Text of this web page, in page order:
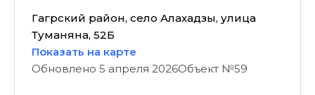
Гагрский район, село Алахадзы, улица
Туманяна, 52Б
Показать на карте
Обновлено 5 апреля 2026Объект №59